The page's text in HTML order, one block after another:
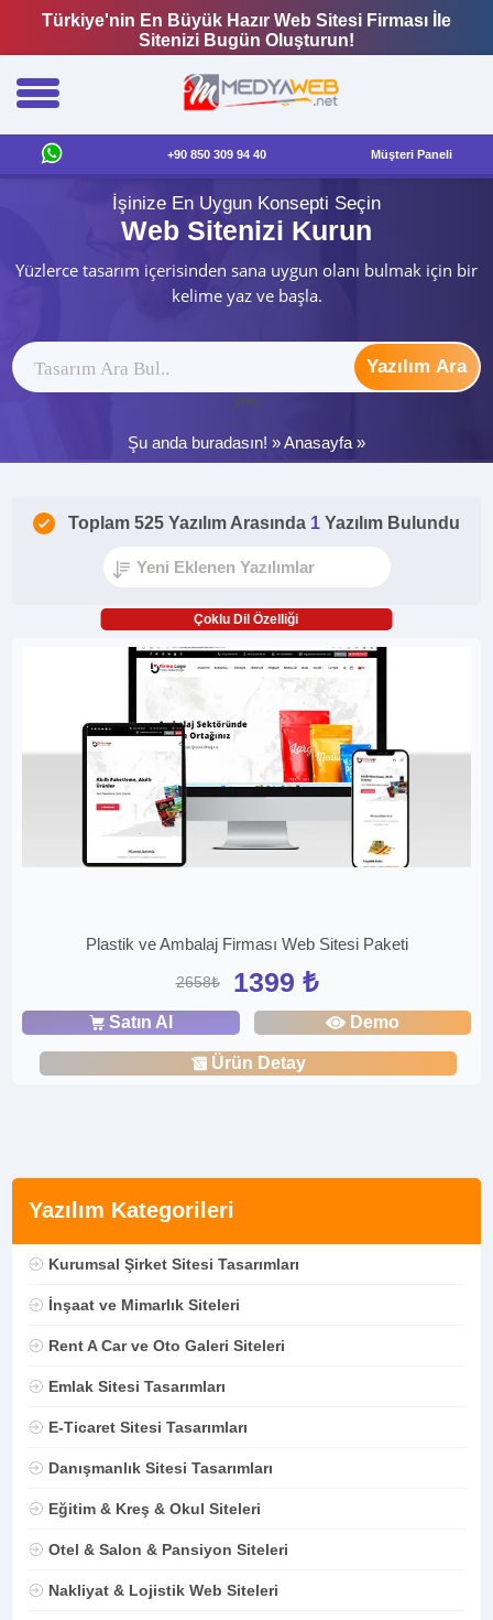
Türkiye'nin En Büyük Hazır Web Sitesi Firması İle
Sitenizi Bugün Oluşturun!
+90 850 309 94 40 Müşteri Paneli
İşinize En Uygun Konsepti Seçin
Web Sitenizi Kurun
Yüzlerce tasarım içerisinden sana uygun olanı bulmak için bir
kelime yaz ve başla.
Yazılım Ara
ytag
Şu anda buradasın! »Anasayfa »
Yazılım Kategorileri
Kurumsal Şirket Sitesi Tasarımları
İnşaat ve Mimarlık Siteleri
Rent A Car ve Oto Galeri Siteleri
Emlak Sitesi Tasarımları
E-Ticaret Sitesi Tasarımları
Danışmanlık Sitesi Tasarımları
Eğitim & Kreş & Okul Siteleri
Otel & Salon & Pansiyon Siteleri
Nakliyat & Lojistik Web Siteleri
Toplam 525 Yazılım Arasında 1 Yazılım Bulundu
Çoklu Dil Özelliği
Plastik ve Ambalaj Firması Web Sitesi Paketi
2658₺ 1399 ₺
Satın Al Demo
Ürün Detay